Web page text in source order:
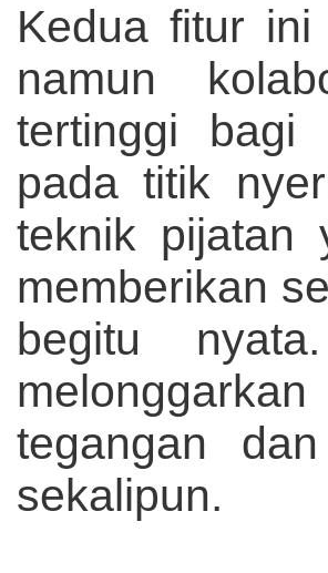
Kedua fitur
namun
tertinggi bagi
pada titik
teknik pijatan
memberikan
begitu
tegangan
sekalipun.